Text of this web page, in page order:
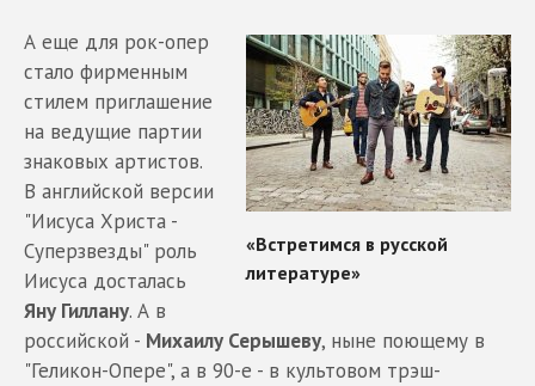
А еще для рок-опер
стало фирменным
стилем приглашение
на ведущие партии
знаковых артистов.
В английской версии
"Иисуса Христа -
Суперзвезды" роль
Иисуса досталась
Яну Гиллану. А в
российской - Михаилу Серышеву, ныне поющему в
"Геликон-Опере", а в 90-е - в культовом трэш-